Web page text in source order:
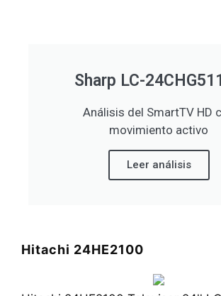
Sharp LC-
Análisis del SmartTV HD
movimiento activo
Leer análisis
Hitachi 24HE2100